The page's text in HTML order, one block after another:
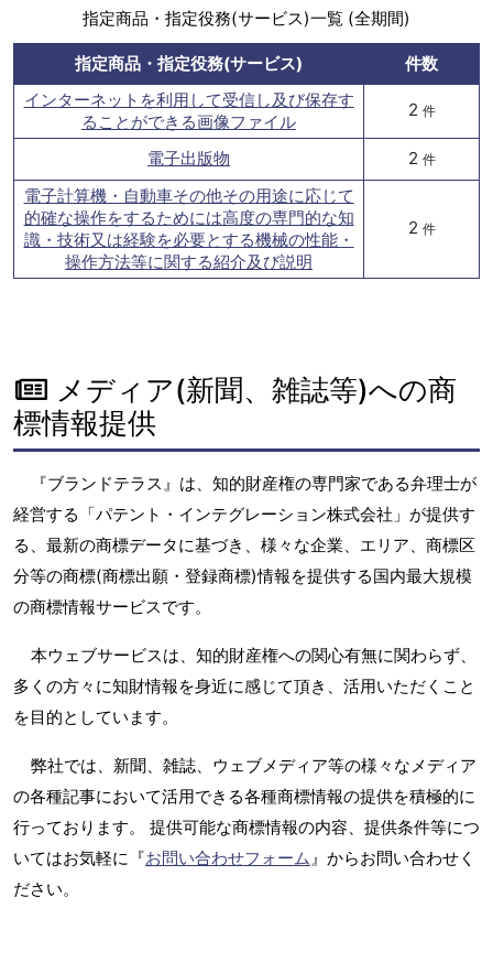
指定商品・指定役務(サービス)一覧 (全期間)
指定商品・指定役務(サービス)
件数
インターネットを利用して受信し及び保存す
ることができる画像ファイル
2 件
電子出版物 2 件
電子計算機・自動車その他その用途に応じて
的確な操作をするためには高度の専門的な知
識・技術又は経験を必要とする機械の性能・
操作方法等に関する紹介及び説明
2 件
メディア(新聞、雑誌等)への商
標情報提供
『ブランドテラス』は、知的財産権の専門家である弁理士が
経営する「パテント・インテグレーション株式会社」が提供す
る、最新の商標データに基づき、様々な企業、エリア、商標区
分等の商標(商標出願・登録商標)情報を提供する国内最大規模
の商標情報サービスです。
本ウェブサービスは、知的財産権への関心有無に関わらず、
多くの方々に知財情報を身近に感じて頂き、活用いただくこと
を目的としています。
弊社では、新聞、雑誌、ウェブメディア等の様々なメディア
の各種記事において活用できる各種商標情報の提供を積極的に
行っております。 提供可能な商標情報の内容、提供条件等につ
いてはお気軽に『お問い合わせフォーム 』からお問い合わせく
ださい。